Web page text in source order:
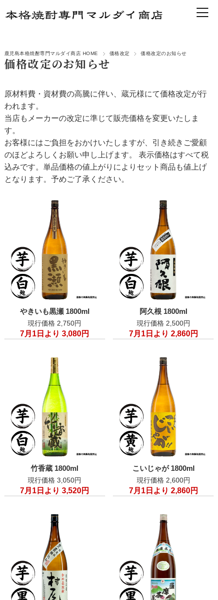
鹿児島本格焼酎専門マルダイ商店 HOME 価格改定 価格改定のお知らせ
価格改定のお知らせ
原材料費・資材費の高騰に伴い、蔵元様にて価格改定が行
われます。
当店もメーカーの改定に準じて販売価格を変更いたしま
す。
お客様にはご負担をおかけいたしますが、引き続きご愛顧
のほどよろしくお願い申し上げます。 表示価格はすべて税
込みです。単品価格の値上がりによりセット商品も値上げ
となります。予めご了承ください。
やきいも黒瀬 1800ml
現行価格 2,750円
7月1日より 3,080円
阿久根 1800ml
現行価格 2,500円
7月1日より 2,860円
竹香蔵 1800ml
現行価格 3,050円
7月1日より 3,520円
こいじゃが 1800ml
現行価格 2,600円
7月1日より 2,860円